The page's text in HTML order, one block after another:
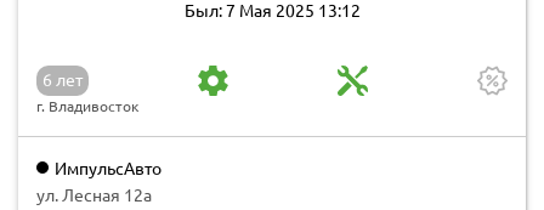
Был: 7 Мая 2025 13:12
6 лет
г. Владивосток
ИмпульсАвто
ул. Лесная 12а